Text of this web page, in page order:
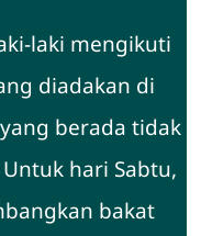
laki mengikuti
diadakan di
berada tidak
hari Sabtu,
bakat